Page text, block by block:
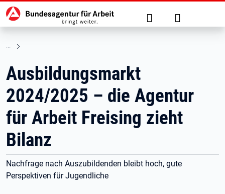
zu den Hauptinhalten springen
Hauptnavigation Suche Anmelden
Ausbildungsmarkt
2024/2025 – die Agentur
für Arbeit Freising zieht
Bilanz
Nachfrage nach Auszubildenden bleibt hoch, gute
Perspektiven für Jugendliche